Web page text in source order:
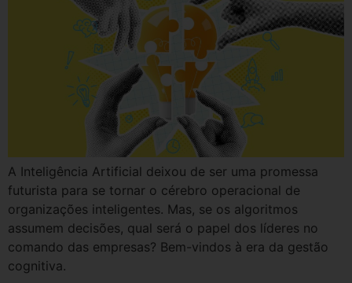
A Inteligência Artificial deixou de ser uma promessa
futurista para se tornar o cérebro operacional de
organizações inteligentes. Mas, se os algoritmos
assumem decisões, qual será o papel dos líderes no
comando das empresas? Bem-vindos à era da gestão
cognitiva.